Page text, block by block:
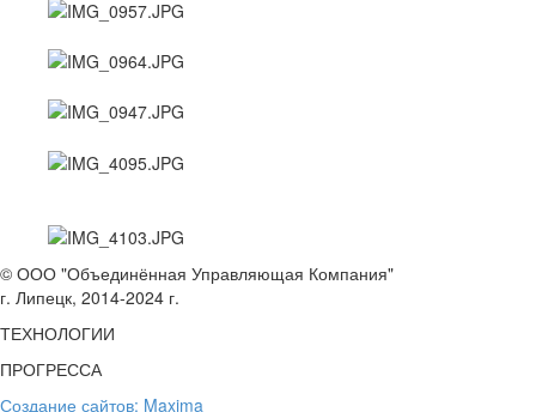
© ООО "Объединённая Управляющая Компания"
г. Липецк, 2014-2024 г.
ТЕХНОЛОГИИ
ПРОГРЕССА
Создание сайтов: Maxima